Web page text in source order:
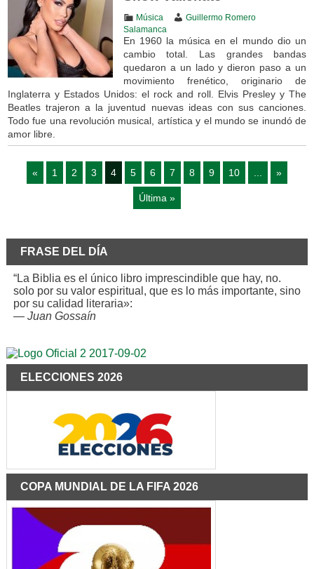
Música
Guillermo Romero
Salamanca
En 1960 la música en el mundo dio un
cambio total. Las grandes bandas
quedaron a un lado y dieron paso a un
movimiento frenético, originario de
Inglaterra y Estados Unidos: el rock and roll. Elvis Presley y The
Beatles trajeron a la juventud nuevas ideas con sus canciones.
Todo fue una revolución musical, artística y el mundo se inundó de
amor libre.
« 1 2 3 4 5 6 7 8 9 10 ... »
Última »
FRASE DEL DÍA
“La Biblia es el único libro imprescindible que hay, no.
solo por su valor espiritual, que es lo más importante, sino
por su calidad literaria»:
— Juan Gossaín
ELECCIONES 2026
COPA MUNDIAL DE LA FIFA 2026